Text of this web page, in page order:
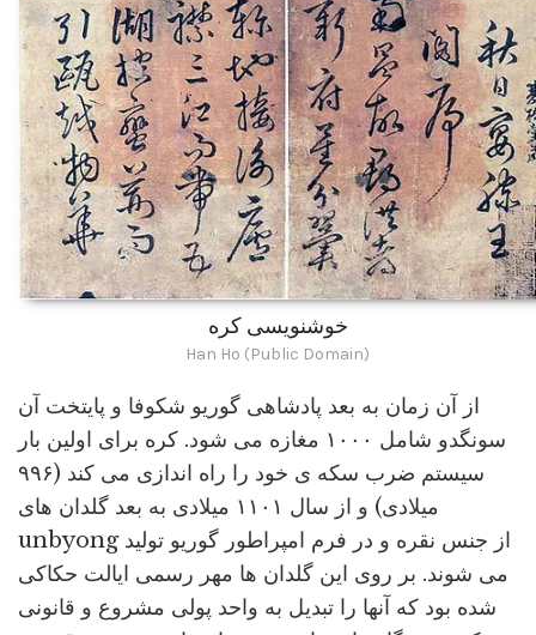
خوشنویسی کره
Han Ho (Public Domain)
از آن زمان به بعد پادشاهی گوریو شکوفا و پایتخت آن
سونگدو شامل ۱۰۰۰ مغازه می شود. کره برای اولین بار
سیستم ضرب سکه ی خود را راه اندازی می کند (۹۹۶
میلادی) و از سال ۱۱۰۱ میلادی به بعد گلدان های
unbyong از جنس نقره و در فرم امپراطور گوریو تولید
می شوند. بر روی این گلدان ها مهر رسمی ایالت حکاکی
شده بود که آنها را تبدیل به واحد پولی مشروع و قانونی